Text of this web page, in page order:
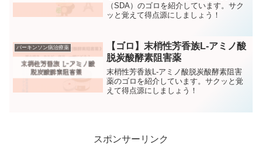
（SDA）のゴロを紹介しています。サク
ッと覚えて得点源にしましょう！
パーキンソン病治療薬
【ゴロ】末梢性芳香族L-アミノ酸
脱炭酸酵素阻害薬
末梢性芳香族L-アミノ酸脱炭酸酵素阻害
薬のゴロを紹介しています。サクッと覚
えて得点源にしましょう！
スポンサーリンク